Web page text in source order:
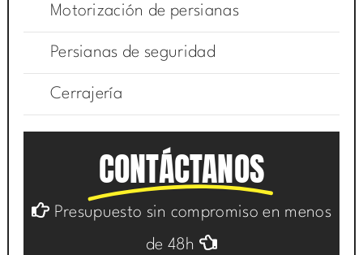
Motorización de persianas
Persianas de seguridad
Cerrajería
CONTÁCTANOS
Presupuesto sin compromiso en menos
de 48h